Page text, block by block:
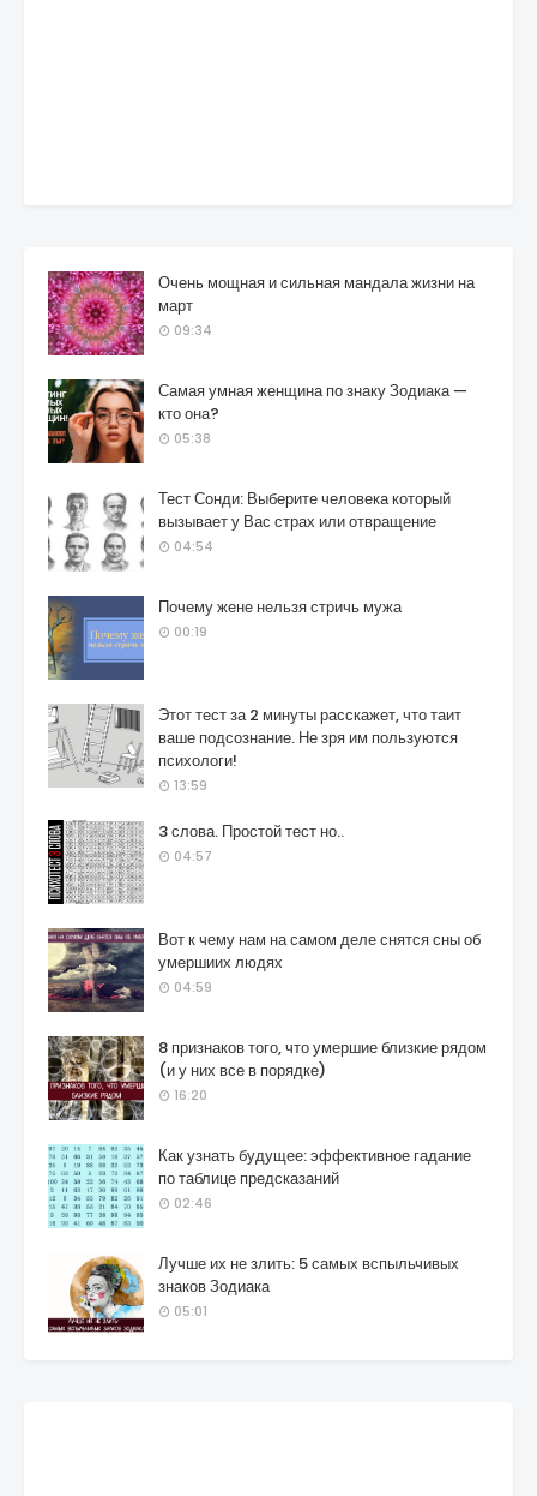
Очень мощная и сильная мандала жизни на
март
09:34
Самая умная женщина по знаку Зодиака —
кто она?
05:38
Тест Сонди: Выберите человека который
вызывает у Вас страх или отвращение
04:54
Почему жене нельзя стричь мужа
00:19
Этот тест за 2 минуты расскажет, что таит
ваше подсознание. Не зря им пользуются
психологи!
13:59
3 слова. Простой тест но..
04:57
Вот к чему нам на самом деле снятся сны об
умершиих людях
04:59
8 признаков того, что умершие близкие рядом
(и у них все в порядке)
16:20
Как узнать будущее: эффективное гадание
по таблице предсказаний
02:46
Лучше их не злить: 5 самых вспыльчивых
знаков Зодиака
05:01